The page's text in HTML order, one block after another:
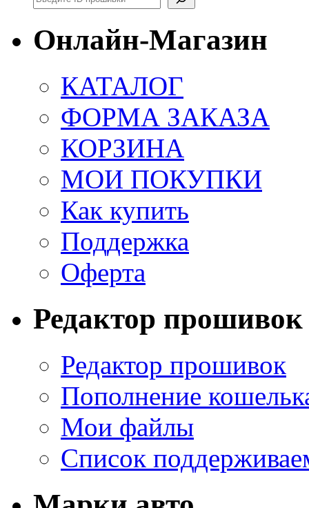
Онлайн-Магазин
КАТАЛОГ
ФОРМА ЗАКАЗА
КОРЗИНА
МОИ ПОКУПКИ
Как купить
Поддержка
Оферта
Редактор прошивок
Редактор прошивок
Пополнение
Мои файлы
Список